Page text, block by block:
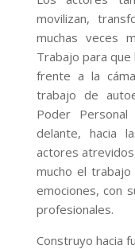
movilizan,
muchas veces
Trabajo para
frente a la
trabajo de
Poder
delante, hacia
actores
mucho el
emociones, con
profesionales.
Construyo hacia